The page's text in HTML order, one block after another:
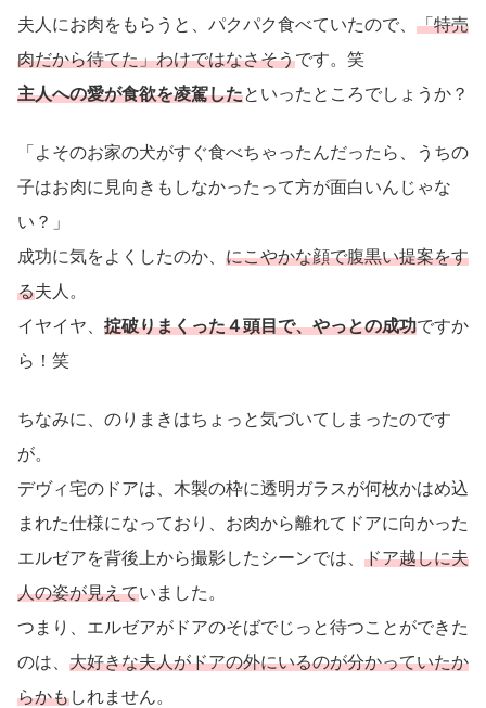
夫人にお肉をもらうと、パクパク食べていたので、 「特売
肉だから待てた」わけではなさそうです。笑
主人への愛が食欲を凌駕したといったところでしょうか？
「よそのお家の犬がすぐ食べちゃったんだったら、うちの
子はお肉に見向きもしなかったって方が面白いんじゃな
い？」
成功に気をよくしたのか、 にこやかな顔で腹黒い提案をす
る夫人。
イヤイヤ、 掟破りまくった４頭目で、やっとの成功ですか
ら！笑
ちなみに、のりまきはちょっと気づいてしまったのです
が。
デヴィ宅のドアは、木製の枠に透明ガラスが何枚かはめ込
まれた仕様になっており、お肉から離れてドアに向かった
エルゼアを背後上から撮影したシーンでは、 ドア越しに夫
人の姿が見えていました。
つまり、エルゼアがドアのそばでじっと待つことができた
のは、 大好きな夫人がドアの外にいるのが分かっていたか
らかもしれません。